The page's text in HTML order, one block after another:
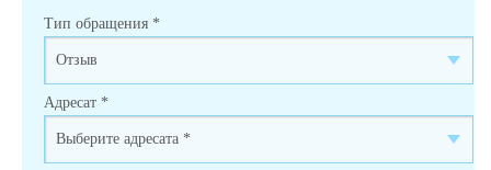
Тип обращения *
Адресат *